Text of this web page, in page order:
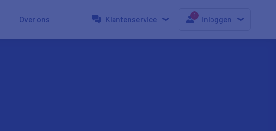
Over ons Klantenservice Inloggen